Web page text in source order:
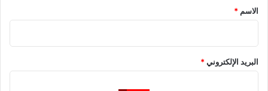
*
الاسم *
البريد الإلكتروني*